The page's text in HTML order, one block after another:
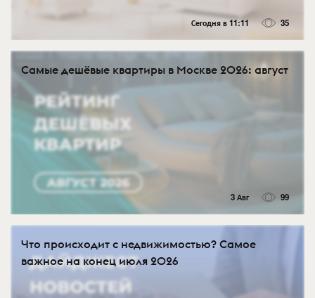
Сегодня в 11:11 35
Самые дешёвые квартиры в Москве 2026: август
3 Авг 99
Что происходит с недвижимостью? Самое
важное на конец июля 2026